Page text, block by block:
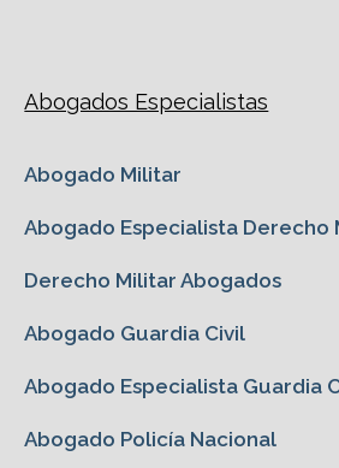
Abogados Especialistas
Abogado Militar
Abogado Especialista Derecho
Derecho Militar Abogados
Abogado Guardia Civil
Abogado Especialista Guardia
Abogado Policía Nacional